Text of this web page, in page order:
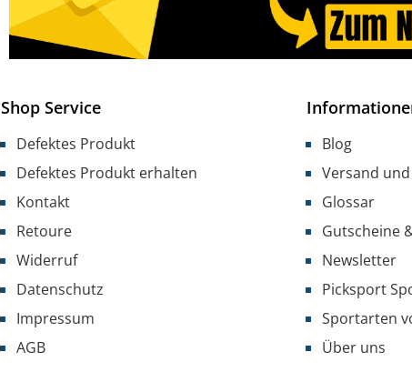
Shop Service
Defektes Produkt
Defektes Produkt erhalten
Kontakt
Retoure
Widerruf
Datenschutz
Impressum
AGB
Blog
Versand
Glossar
Gutscheine
Newsletter
Picksport
Sportarten
Über uns